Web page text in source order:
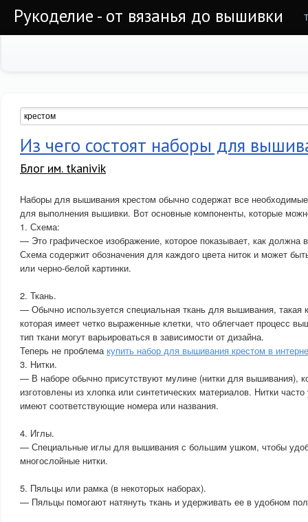
Рукоделие - от вязанья до вышивки
Из чего состоят наборы для
Блог им. tkanivik
Наборы для вышивания крестом обычно содержат все
для выполнения вышивки. Вот основные компоненты, которые
1. Схема:
— Это графическое изображение, которое показывает, как должна
Схема содержит обозначения для каждого цвета ниток и может
или черно-белой картинки.
2. Ткань.
— Обычно используется специальная ткань для вышивания, такая
которая имеет четко выраженные клетки, что облегчает процесс
тип ткани могут варьироваться в зависимости от дизайна.
Теперь не проблемакупить набор для вышивания крестом в
3. Нитки.
— В наборе обычно присутствуют мулине (нитки для вышивания),
изготовлены из хлопка или синтетических материалов. Нитки
имеют соответствующие номера или названия.
4. Иглы.
— Специальные иглы для вышивания с большим ушком, чтобы
многослойные нитки.
5. Пяльцы или рамка (в некоторых наборах).
— Пяльцы помогают натянуть ткань и удерживать ее в удобном